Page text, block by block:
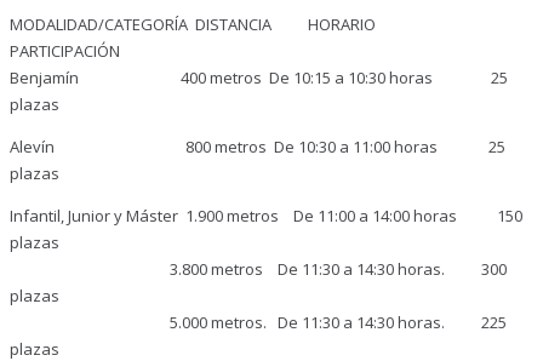
MODALIDAD/CATEGORÍA DISTANCIA HORARIO
PARTICIPACIÓN
Benjamín 400 metros De 10:15 a 10:30 horas 25
plazas
Alevín 800 metros De 10:30 a 11:00 horas 25
plazas
Infantil, Junior y Máster 1.900 metros De 11:00 a 14:00 horas 150
plazas
3.800 metros De 11:30 a 14:30 horas. 300
plazas
5.000 metros. De 11:30 a 14:30 horas. 225
plazas